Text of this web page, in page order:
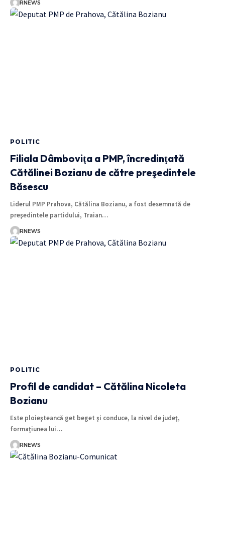
RNEWS
POLITIC
Filiala Dâmboviţa a PMP, încredinţată
Cătălinei Bozianu de către preşedintele
Băsescu
Liderul PMP Prahova, Cătălina Bozianu, a fost desemnată de
preşedintele partidului, Traian…
RNEWS
POLITIC
Profil de candidat – Cătălina Nicoleta
Bozianu
Este ploieşteancă get beget şi conduce, la nivel de judeţ,
formaţiunea lui…
RNEWS